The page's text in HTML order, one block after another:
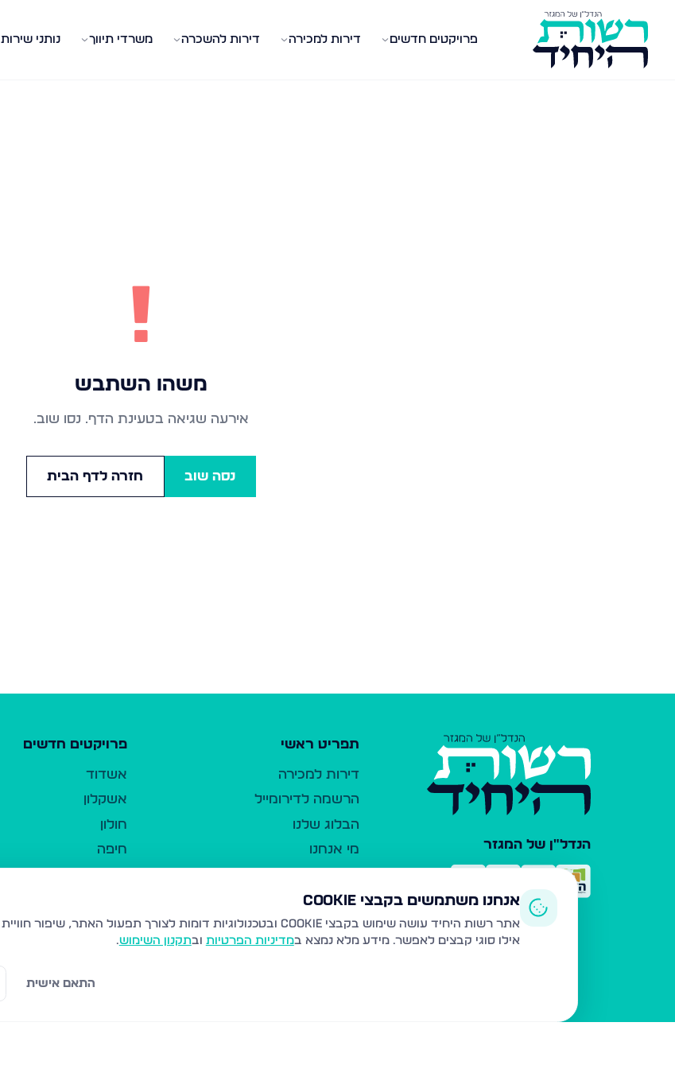
פרויקטים חדשים דירות למכירה דירות להשכרה משרדי תיווך נותני שירות
!
משהו השתבש
אירעה שגיאה בטעינת הדף. נסו שוב.
נסה שוב חזרה לדף הבית
הנדל"ן של המגזר
תפריט ראשי
דירות למכירה
הרשמה לדירומייל
הבלוג שלנו
מי אנחנו
כלי עזר
פרסום ברשות היחיד
משרדי תיווך
פרויקטים חדשים
אשדוד
אשקלון
חולון
חיפה
נהריה
עמנואל
אנחנו משתמשים בקבצי Cookie
אתר רשות היחיד עושה שימוש בקבצי Cookie ובטכנולוגיות דומות לצורך תפעול האתר, שיפור חוויית המשתמש, ניתוח שימוש ושיווק מותאם.
אילו סוגי קבצים לאפשר. מידע מלא נמצא במדיניות הפרטיות ובתקנון השימוש.
התאם אישית